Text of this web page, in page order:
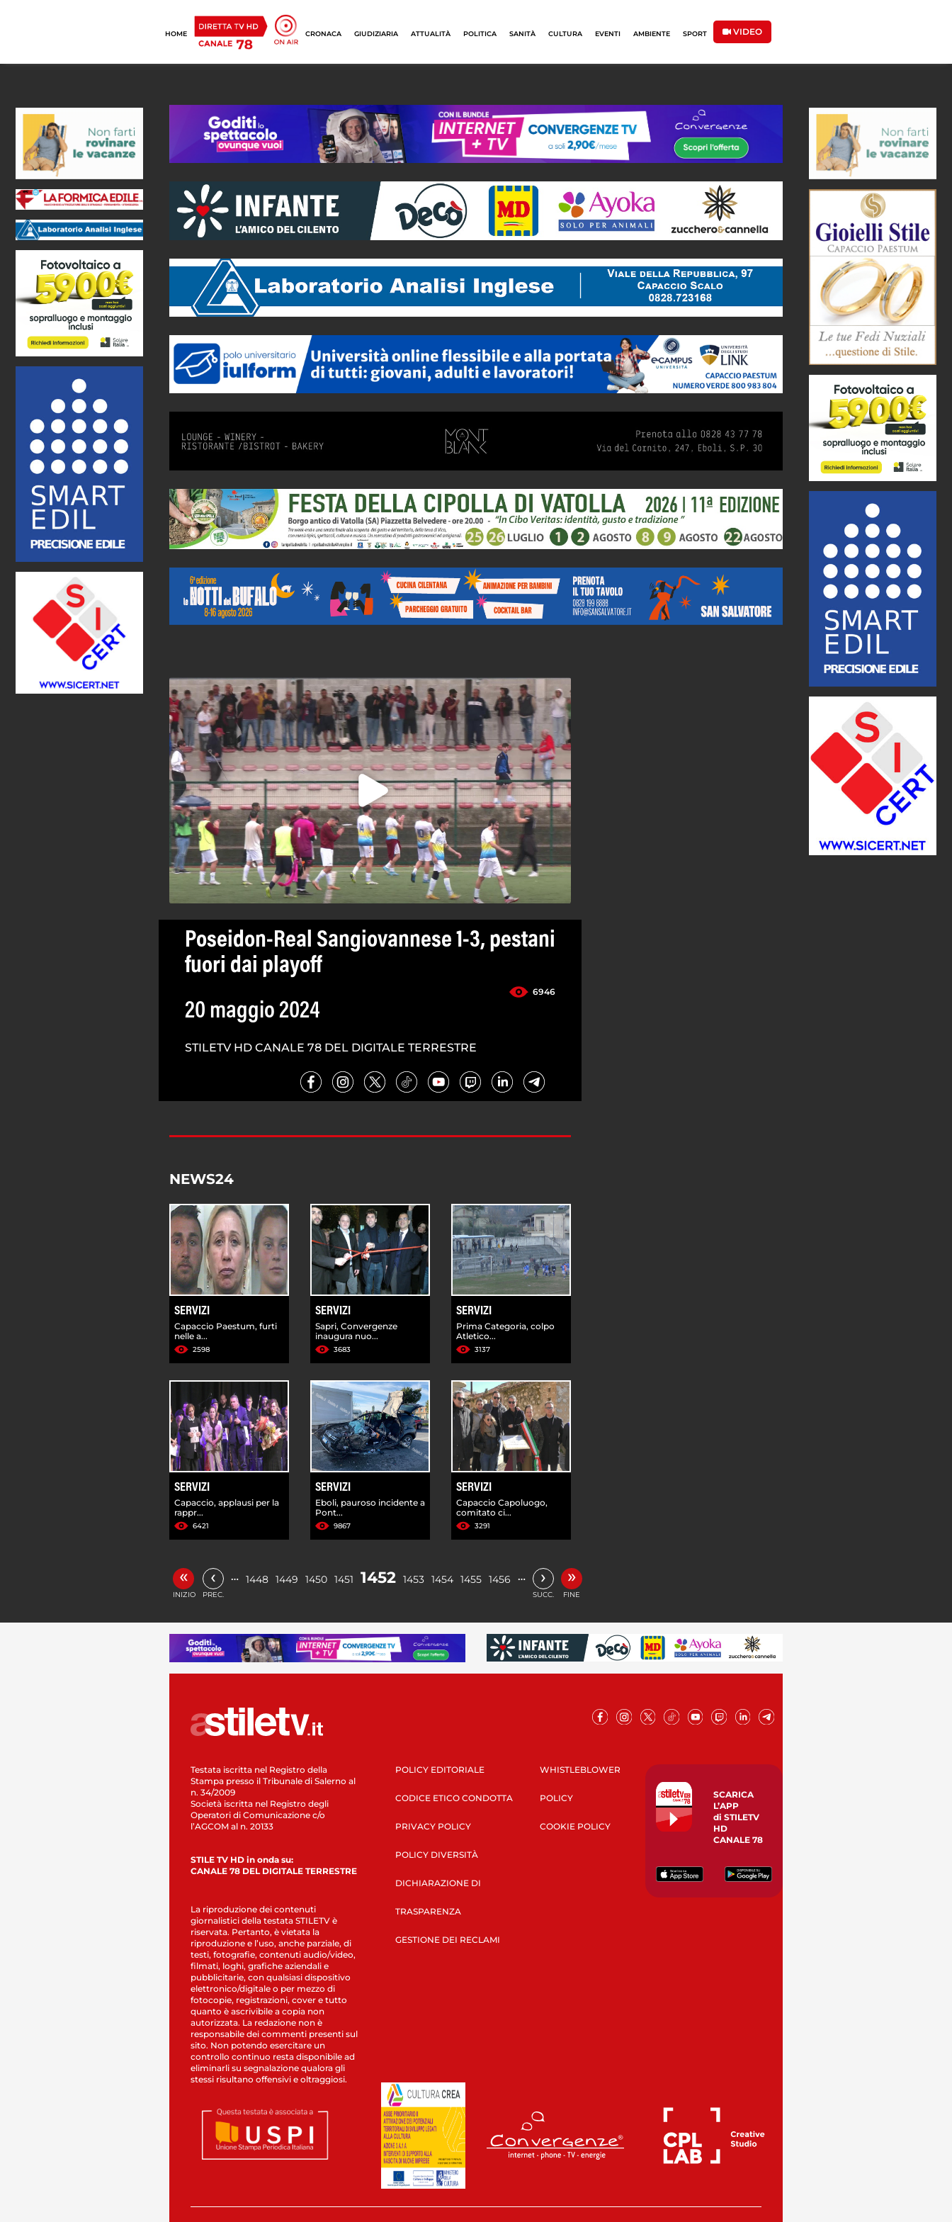
HOME CRONACA GIUDIZIARIA ATTUALITÀ POLITICA SANITÀ CULTURA EVENTI AMBIENTE SPORT VIDEO
Poseidon-Real Sangiovannese 1-3, pestani
fuori dai playoff
6946
20 maggio 2024
STILETV HD CANALE 78 DEL DIGITALE TERRESTRE
NEWS24
SERVIZI
Capaccio Paestum, furti
nelle a...
2598
SERVIZI
Sapri, Convergenze
inaugura nuo...
3683
SERVIZI
Prima Categoria, colpo
Atletico...
3137
SERVIZI
Capaccio, applausi per la
rappr...
6421
SERVIZI
Eboli, pauroso incidente a
Pont...
9867
SERVIZI
Capaccio Capoluogo,
comitato ci...
3291
«
INIZIO
‹
PREC.
… 1448 1449 1450 1451 1452 1453 1454 1455 1456 … ›
SUCC.
»
FINE
Testata iscritta nel Registro della
Stampa presso il Tribunale di Salerno al
n. 34/2009
Società iscritta nel Registro degli
Operatori di Comunicazione c/o
l’AGCOM al n. 20133
STILE TV HD in onda su:
CANALE 78 DEL DIGITALE TERRESTRE
La riproduzione dei contenuti
giornalistici della testata STILETV è
riservata. Pertanto, è vietata la
riproduzione e l’uso, anche parziale, di
testi, fotografie, contenuti audio/video,
filmati, loghi, grafiche aziendali e
pubblicitarie, con qualsiasi dispositivo
elettronico/digitale o per mezzo di
fotocopie, registrazioni, cover e tutto
quanto è ascrivibile a copia non
autorizzata. La redazione non è
responsabile dei commenti presenti sul
sito. Non potendo esercitare un
controllo continuo resta disponibile ad
eliminarli su segnalazione qualora gli
stessi risultano offensivi e oltraggiosi.
POLICY EDITORIALE
CODICE ETICO CONDOTTA
PRIVACY POLICY
POLICY DIVERSITÀ
DICHIARAZIONE DI
TRASPARENZA
GESTIONE DEI RECLAMI
WHISTLEBLOWER
POLICY
COOKIE POLICY
SCARICA
L’APP
di STILETV
HD
CANALE 78